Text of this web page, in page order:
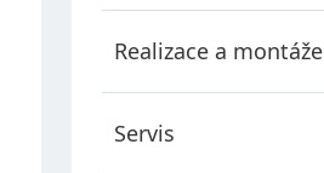
Realizace a montáže
Servis